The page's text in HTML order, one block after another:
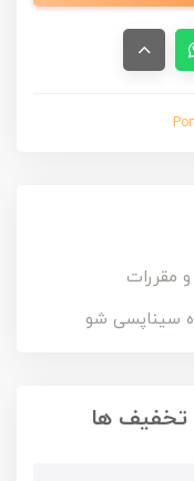
و مقررات
سیناپسی شو
تخفیف ها